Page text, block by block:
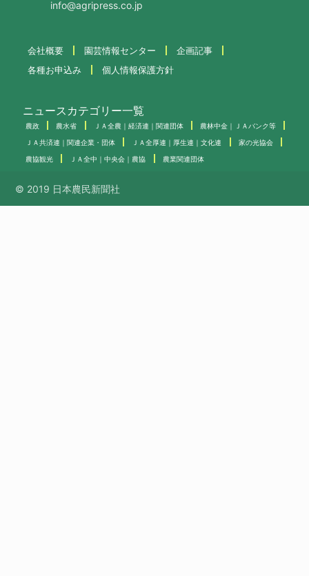
info@agripress.co.jp
会社概要 園芸情報センター
企画記事
各種お申込み
個人情報保護方針
ニュースカテゴリー一覧
農政 農水省 ＪＡ全農｜経済連｜関連団体 農林中金｜ＪＡバンク等
ＪＡ共済連｜関連企業・団体 ＪＡ全厚連｜厚生連｜文化連 家の光協会
農協観光 ＪＡ全中｜中央会｜農協 農業関連団体
© 2019 日本農民新聞社